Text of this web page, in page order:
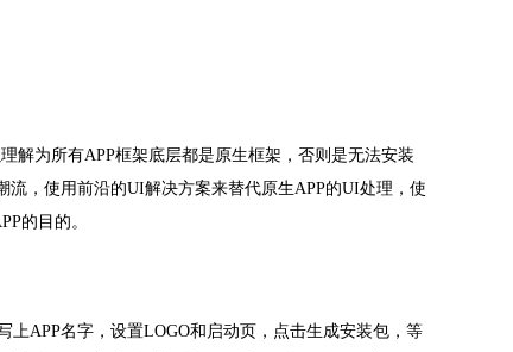
解为所有APP框架底层都是原生框架，否则是无法安装
，使用前沿的UI解决方案来替代原生APP的UI处理，使
的目的。
APP名字，设置LOGO和启动页，点击生成安装包，等